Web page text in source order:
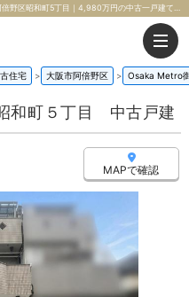
住宅 大阪市阿倍野区 Osaka Metro
和町５丁目 中古戸建
MAPで確認